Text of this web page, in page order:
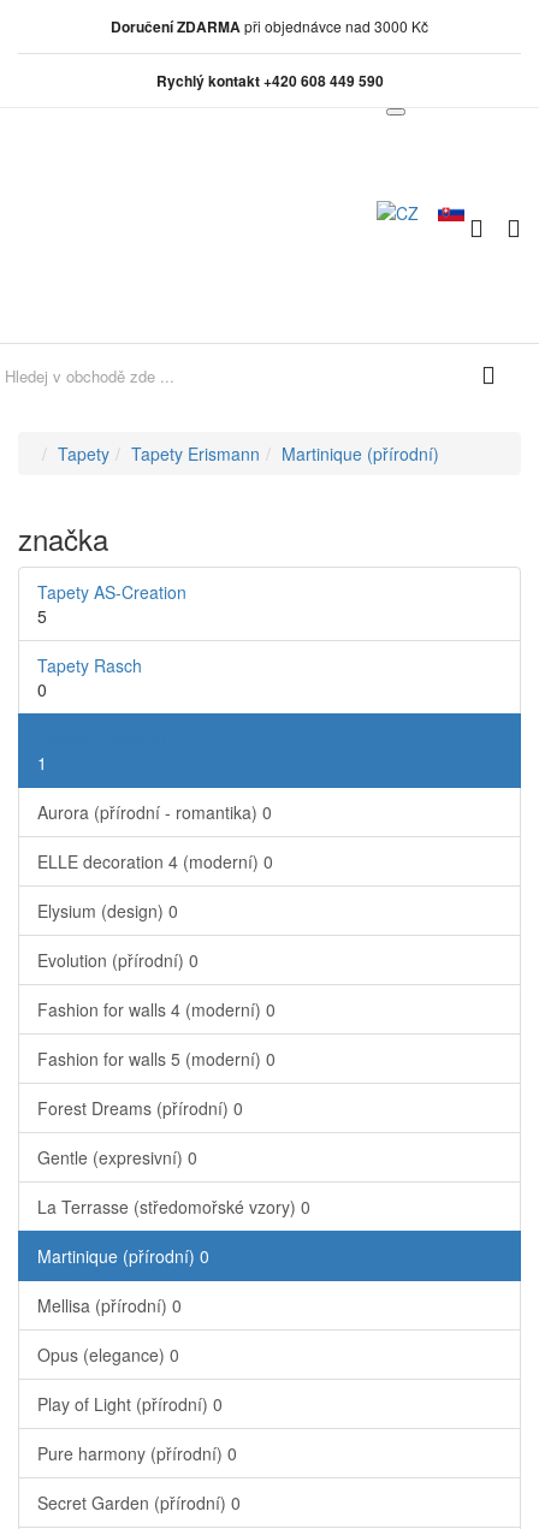
Doručení ZDARMApři objednávce nad 3000 Kč
Rychlý kontakt +420 608 449 590
Tapety Tapety Erismann Martinique (přírodní)
značka
Tapety AS-Creation
5
Tapety Rasch
0
1
Aurora (přírodní - romantika) 0
ELLE decoration 4 (moderní) 0
Elysium (design) 0
Evolution (přírodní) 0
Fashion for walls 4 (moderní) 0
Fashion for walls 5 (moderní) 0
Forest Dreams (přírodní) 0
Gentle (expresivní) 0
La Terrasse (středomořské vzory) 0
Martinique (přírodní) 0
Mellisa (přírodní) 0
Opus (elegance) 0
Play of Light (přírodní) 0
Pure harmony (přírodní) 0
Secret Garden (přírodní) 0